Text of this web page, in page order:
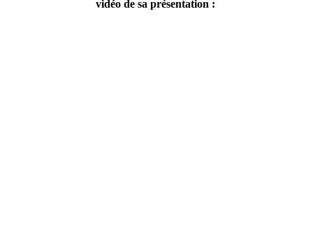
vidéo de sa présentation :